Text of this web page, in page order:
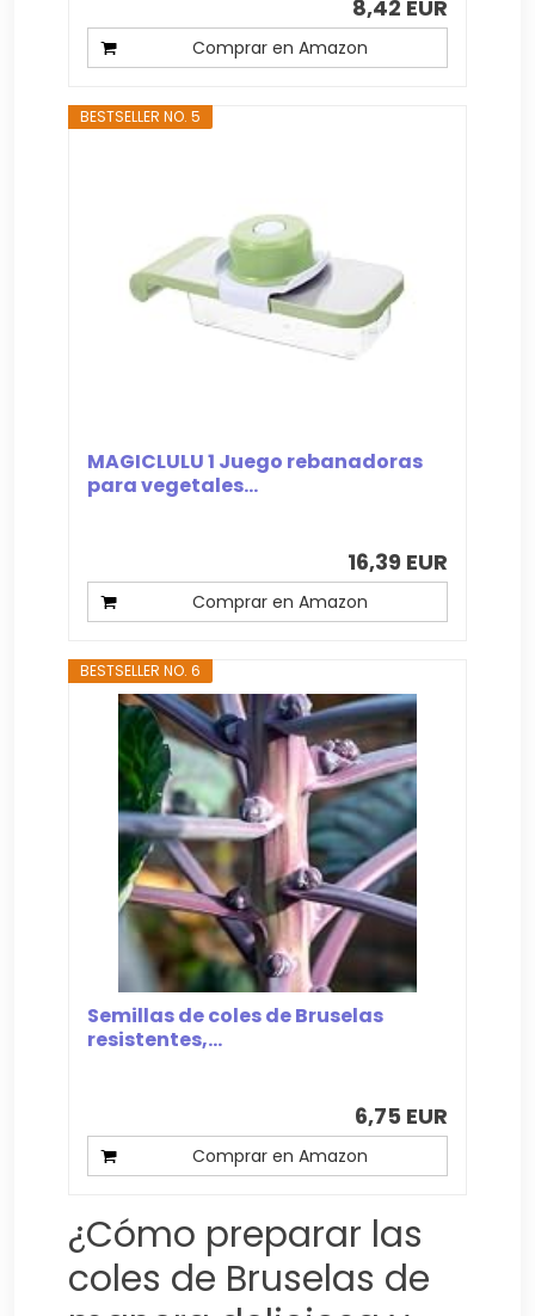
8,42 EUR
Comprar en Amazon
BESTSELLER NO. 5
MAGICLULU 1 Juego rebanadoras
para vegetales...
16,39 EUR
Comprar en Amazon
BESTSELLER NO. 6
Semillas de coles de Bruselas
resistentes,...
6,75 EUR
Comprar en Amazon
¿Cómo preparar las
coles de Bruselas de